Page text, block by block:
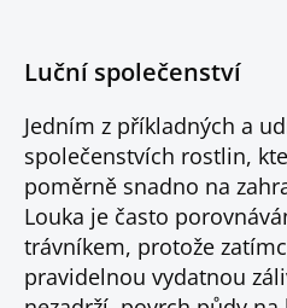
Luční společenství
Jedním z příkladných a
společenstvích rostlin,
poměrně snadno na
Louka je často
trávníkem, protože
pravidelnou vydatnou